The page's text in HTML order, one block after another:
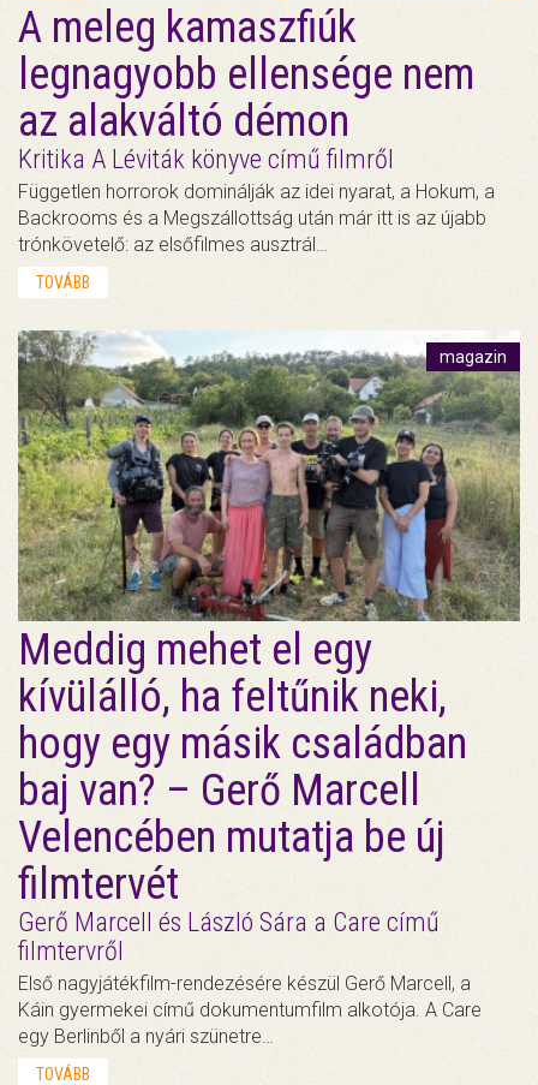
A meleg kamaszfiúk
legnagyobb ellensége nem
az alakváltó démon
Kritika A Léviták könyve című filmről
Független horrorok dominálják az idei nyarat, a Hokum, a
Backrooms és a Megszállottság után már itt is az újabb
trónkövetelő: az elsőfilmes ausztrál…
TOVÁBB
magazin
Meddig mehet el egy
kívülálló, ha feltűnik neki,
hogy egy másik családban
baj van? – Gerő Marcell
Velencében mutatja be új
filmtervét
Gerő Marcell és László Sára a Care című
filmtervről
Első nagyjátékfilm-rendezésére készül Gerő Marcell, a
Káin gyermekei című dokumentumfilm alkotója. A Care
egy Berlinből a nyári szünetre…
TOVÁBB